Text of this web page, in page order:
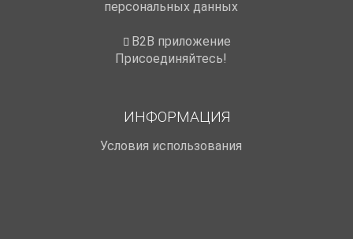
персональных данных
B2B приложение
Присоединяйтесь!
ИНФОРМАЦИЯ
Условия использования